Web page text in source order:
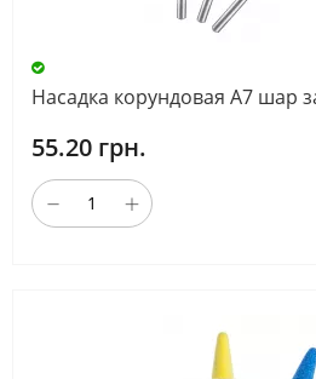
Насадка корундовая А7 шар
55.20 грн.